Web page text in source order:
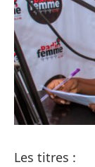
Les titres :